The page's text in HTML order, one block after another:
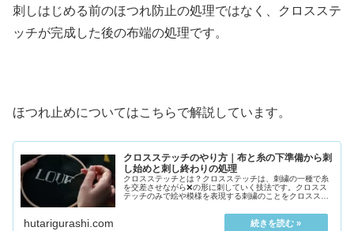
刺しはじめる前のほつれ防止の処理ではなく、クロスステ
ッチが完成した後の布端の処理です。
ほつれ止めについてはこちらで解説しています。
クロスステッチのやり方｜布と糸の下準備から刺
し始めと刺し終わりの処理
クロスステッチとは？クロスステッチは、刺繍の一種で糸
を交差させながら❌の形に刺していく技法です。クロスス
テッチのみで絵や模様を表現する刺繍のことをクロスステ
hutarigurashi.com